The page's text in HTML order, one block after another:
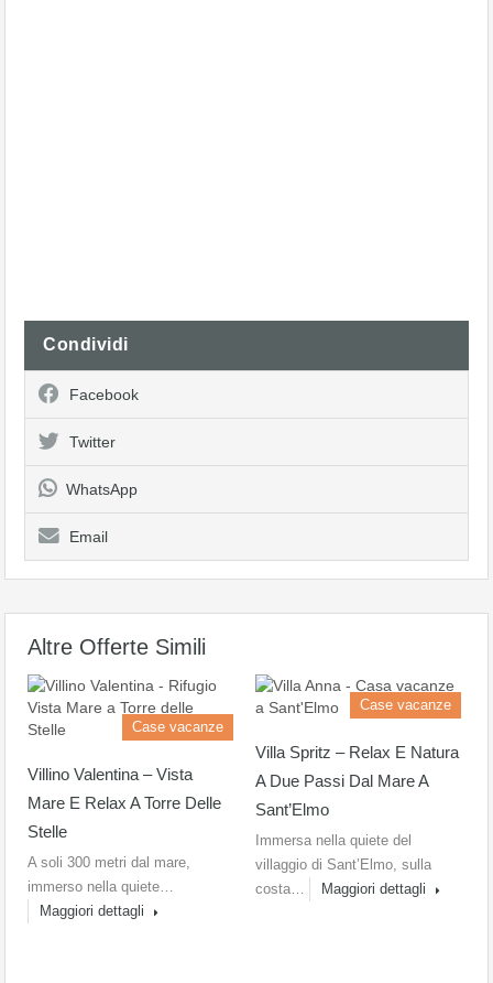
Condividi
Facebook
Twitter
WhatsApp
Email
Altre Offerte Simili
Case vacanze
Villino Valentina – Vista
Mare E Relax A Torre Delle
Stelle
A soli 300 metri dal mare,
immerso nella quiete…
Maggiori dettagli
Case vacanze
Villa Spritz – Relax E Natura
A Due Passi Dal Mare A
Sant’Elmo
Immersa nella quiete del
villaggio di Sant’Elmo, sulla
costa…
Maggiori dettagli